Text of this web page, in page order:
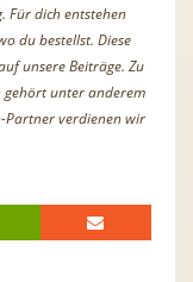
Für dich entstehen
du bestellst. Diese
unsere Beiträge. Zu
unter anderem
Partner verdienen wir